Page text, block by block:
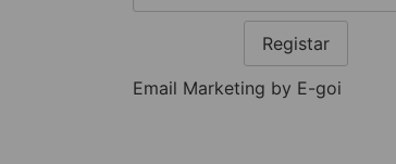
Registar
Email Marketing by E-goi